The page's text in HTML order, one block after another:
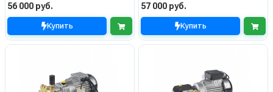
56 000 руб.
Купить
57 000 руб.
Купить